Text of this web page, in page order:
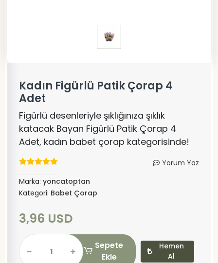
Kadın Figürlü Patik Çorap 4
Adet
Figürlü desenleriyle şıklığınıza şıklık
katacak Bayan Figürlü Patik Çorap 4
Adet, kadın babet çorap kategorisinde!
Yorum Yaz
Marka: yoncatoptan
Kategori: Babet Çorap
3,96 USD
Sepete
Ekle
Hemen
Al